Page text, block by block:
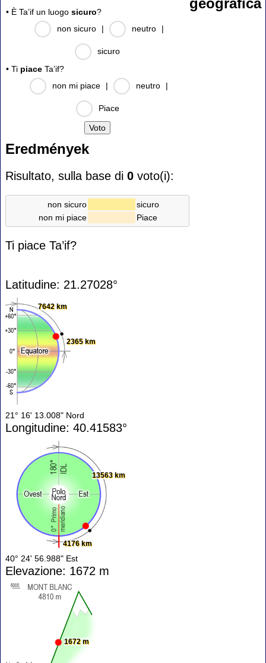
• È Ta’if un luogo sicuro?
non sicuro
| neutro |
sicuro
• Ti piace Ta’if?
non mi piace
| neutro |
Piace
Eredmények
Risultato, sulla base di 0 voto(i):
non sicuro
sicuro
non mi piace
Piace
Ti piace Ta’if?
geografica
Latitudine: 21.27028°
7642 km
2365 km
21° 16' 13.008" Nord
Longitudine: 40.41583°
4176 km
13563 km
40° 24' 56.988" Est
Elevazione: 1672 m
1672 m